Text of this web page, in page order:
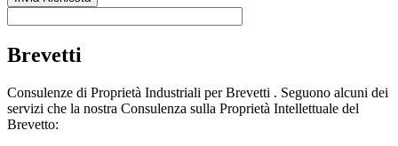
Brevetti
Consulenze di Proprietà Industriali per Brevetti . Seguono alcuni dei
servizi che la nostra Consulenza sulla Proprietà Intellettuale del
Brevetto: